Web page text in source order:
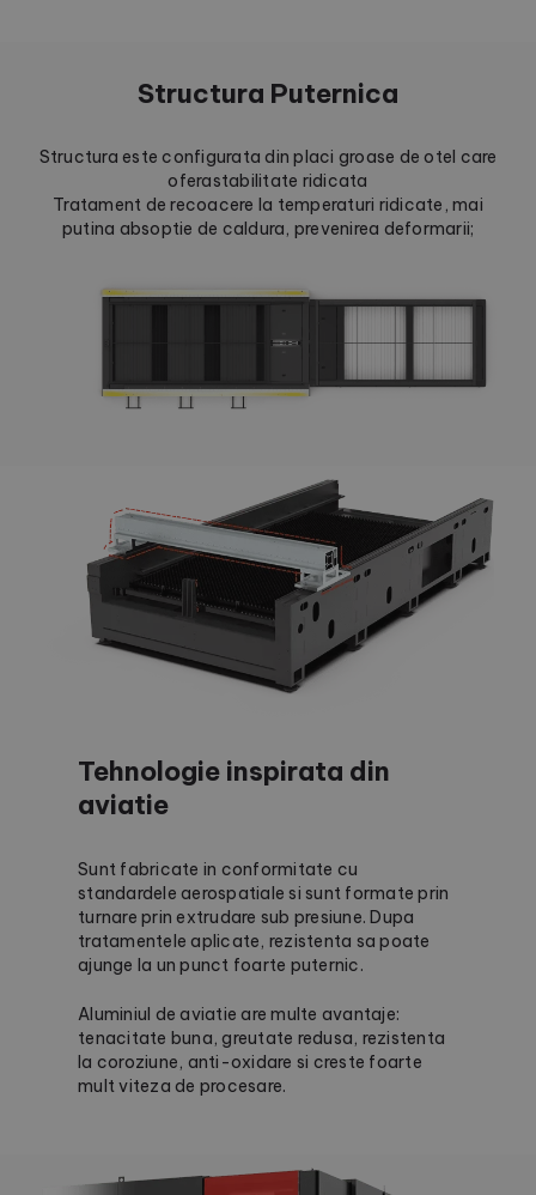
Structura Puternica
Structura este configurata din placi groase de otel care
oferastabilitate ridicata
Tratament de recoacere la temperaturi ridicate, mai
putina absoptie de caldura, prevenirea deformarii;
Tehnologie inspirata din
aviatie
Sunt fabricate in conformitate cu
standardele aerospatiale si sunt formate prin
turnare prin extrudare sub presiune. Dupa
tratamentele aplicate, rezistenta sa poate
ajunge la un punct foarte puternic.
Aluminiul de aviatie are multe avantaje:
tenacitate buna, greutate redusa, rezistenta
la coroziune, anti-oxidare si creste foarte
mult viteza de procesare.